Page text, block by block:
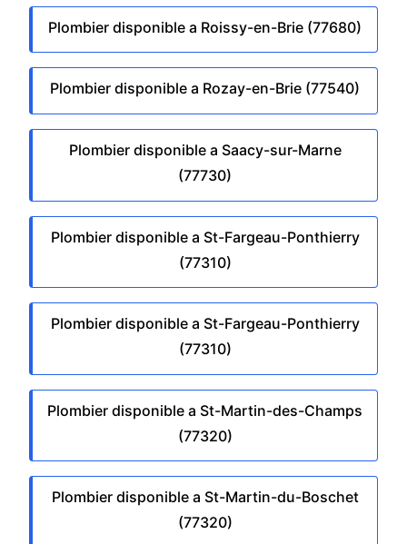
Plombier disponible a Roissy-en-Brie (77680)
Plombier disponible a Rozay-en-Brie (77540)
Plombier disponible a Saacy-sur-Marne
(77730)
Plombier disponible a St-Fargeau-Ponthierry
(77310)
Plombier disponible a St-Fargeau-Ponthierry
(77310)
Plombier disponible a St-Martin-des-Champs
(77320)
Plombier disponible a St-Martin-du-Boschet
(77320)